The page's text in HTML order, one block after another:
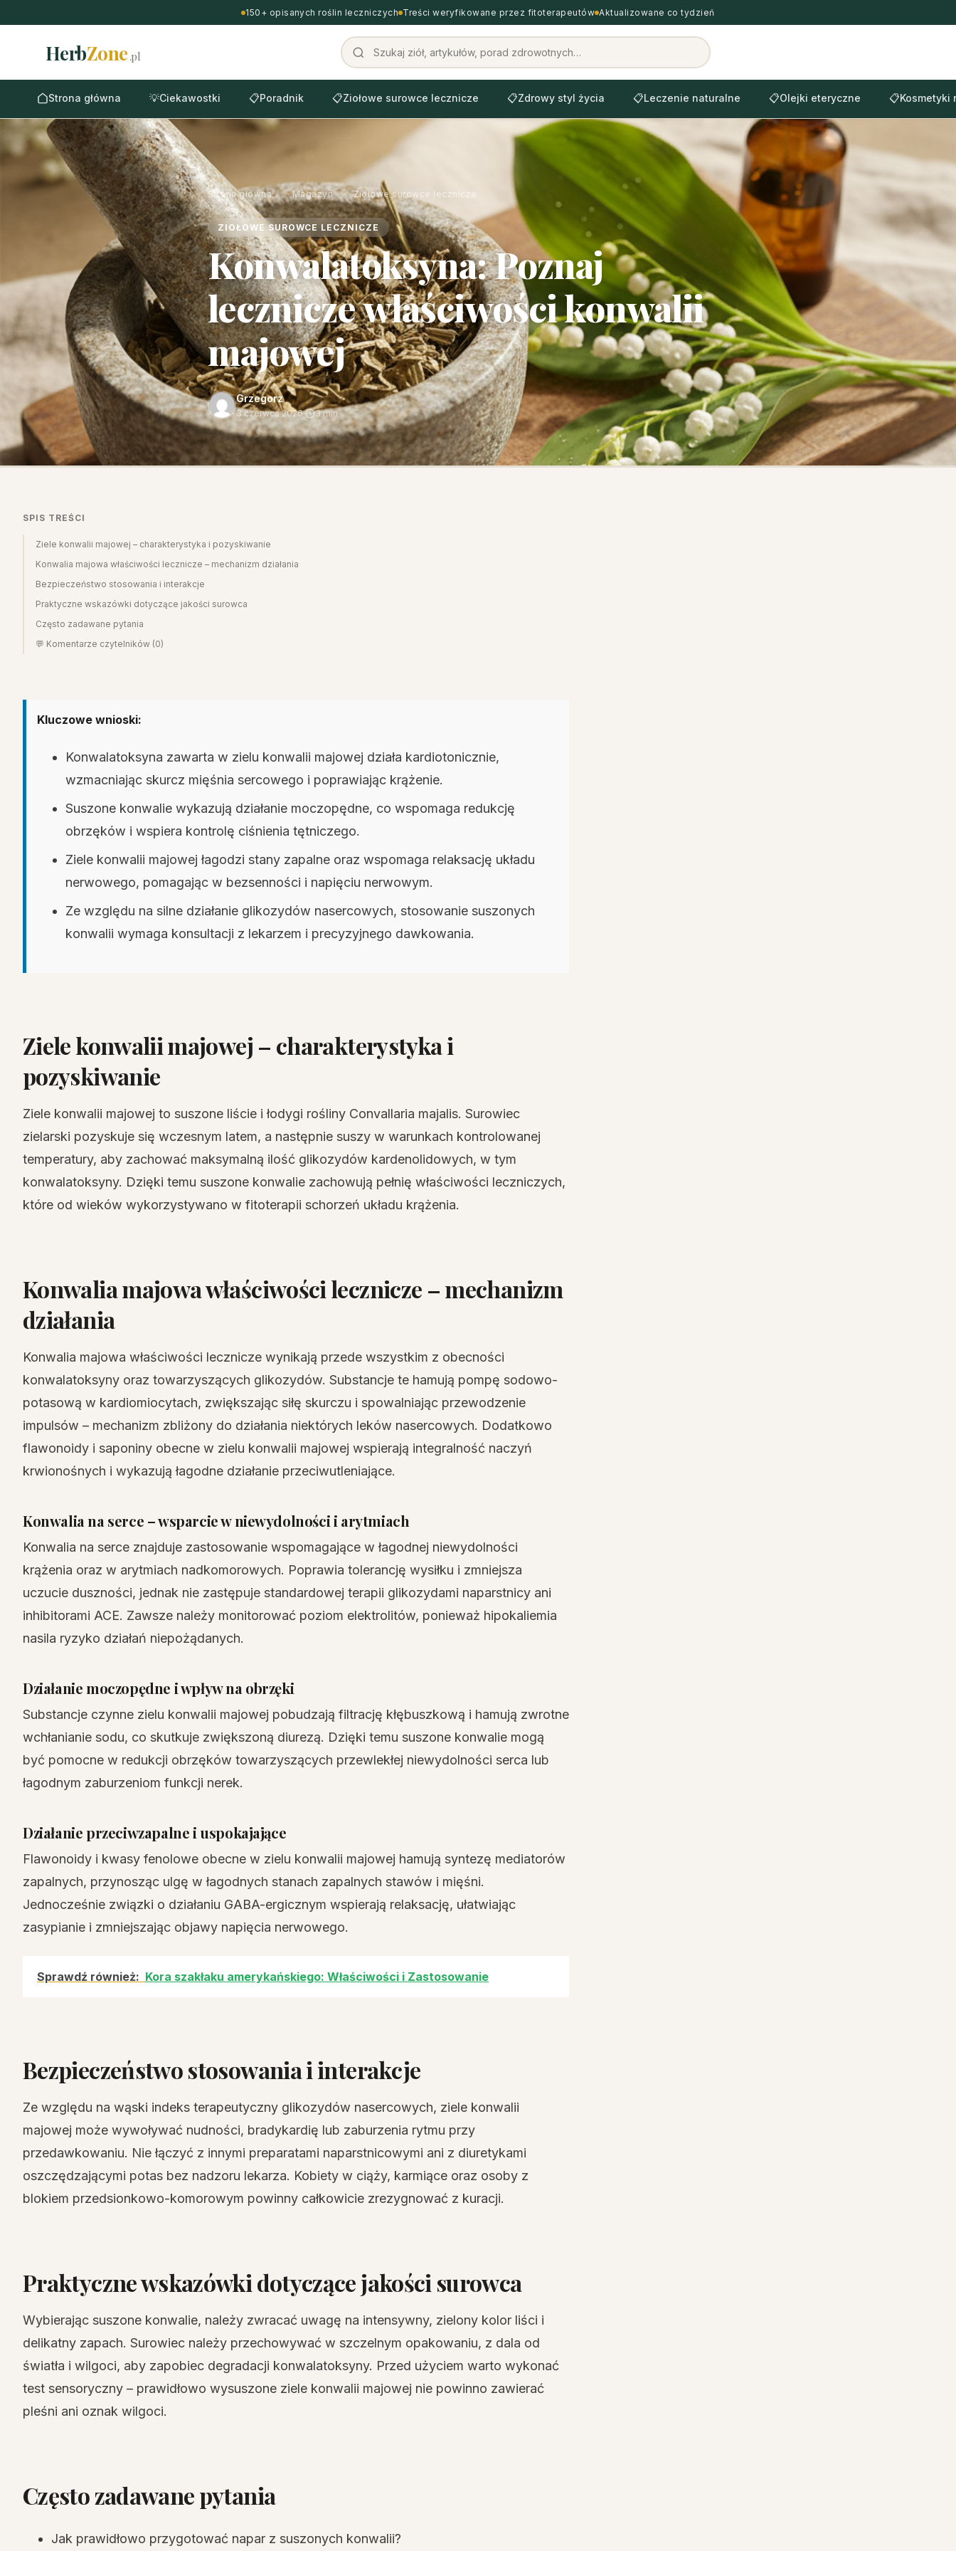
150+ opisanych roślin leczniczych Treści weryfikowane przez fitoterapeutów Aktualizowane co tydzień
HerbZone.pl
Strona główna 💡Ciekawostki 📋Poradnik 📋Ziołowe surowce lecznicze 📋Zdrowy styl życia 📋Leczenie naturalne 📋Olejki eteryczne 📋Kosmetyki
Strona główna › Magazyn › Ziołowe surowce lecznicze
ZIOŁOWE SUROWCE LECZNICZE
Konwalatoksyna: Poznaj
lecznicze właściwości konwalii
majowej
Grzegorz
3 czerwca 2026· 3 min
SPIS TREŚCI
Ziele konwalii majowej – charakterystyka i pozyskiwanie
Konwalia majowa właściwości lecznicze – mechanizm działania
Bezpieczeństwo stosowania i interakcje
Praktyczne wskazówki dotyczące jakości surowca
Często zadawane pytania
💬 Komentarze czytelników (0)
Kluczowe wnioski:
Konwalatoksyna zawarta w zielu konwalii majowej działa kardiotonicznie,
wzmacniając skurcz mięśnia sercowego i poprawiając krążenie.
Suszone konwalie wykazują działanie moczopędne, co wspomaga redukcję
obrzęków i wspiera kontrolę ciśnienia tętniczego.
Ziele konwalii majowej łagodzi stany zapalne oraz wspomaga relaksację układu
nerwowego, pomagając w bezsenności i napięciu nerwowym.
Ze względu na silne działanie glikozydów nasercowych, stosowanie suszonych
konwalii wymaga konsultacji z lekarzem i precyzyjnego dawkowania.
Ziele konwalii majowej – charakterystyka i
pozyskiwanie
Ziele konwalii majowej to suszone liście i łodygi rośliny Convallaria majalis. Surowiec
zielarski pozyskuje się wczesnym latem, a następnie suszy w warunkach kontrolowanej
temperatury, aby zachować maksymalną ilość glikozydów kardenolidowych, w tym
konwalatoksyny. Dzięki temu suszone konwalie zachowują pełnię właściwości leczniczych,
które od wieków wykorzystywano w fitoterapii schorzeń układu krążenia.
Konwalia majowa właściwości lecznicze – mechanizm
działania
Konwalia majowa właściwości lecznicze wynikają przede wszystkim z obecności
konwalatoksyny oraz towarzyszących glikozydów. Substancje te hamują pompę sodowo-
potasową w kardiomiocytach, zwiększając siłę skurczu i spowalniając przewodzenie
impulsów – mechanizm zbliżony do działania niektórych leków nasercowych. Dodatkowo
flawonoidy i saponiny obecne w zielu konwalii majowej wspierają integralność naczyń
krwionośnych i wykazują łagodne działanie przeciwutleniające.
Konwalia na serce – wsparcie w niewydolności i arytmiach
Konwalia na serce znajduje zastosowanie wspomagające w łagodnej niewydolności
krążenia oraz w arytmiach nadkomorowych. Poprawia tolerancję wysiłku i zmniejsza
uczucie duszności, jednak nie zastępuje standardowej terapii glikozydami naparstnicy ani
inhibitorami ACE. Zawsze należy monitorować poziom elektrolitów, ponieważ hipokaliemia
nasila ryzyko działań niepożądanych.
Działanie moczopędne i wpływ na obrzęki
Substancje czynne zielu konwalii majowej pobudzają filtrację kłębuszkową i hamują zwrotne
wchłanianie sodu, co skutkuje zwiększoną diurezą. Dzięki temu suszone konwalie mogą
być pomocne w redukcji obrzęków towarzyszących przewlekłej niewydolności serca lub
łagodnym zaburzeniom funkcji nerek.
Działanie przeciwzapalne i uspokajające
Flawonoidy i kwasy fenolowe obecne w zielu konwalii majowej hamują syntezę mediatorów
zapalnych, przynosząc ulgę w łagodnych stanach zapalnych stawów i mięśni.
Jednocześnie związki o działaniu GABA-ergicznym wspierają relaksację, ułatwiając
zasypianie i zmniejszając objawy napięcia nerwowego.
Sprawdź również: Kora szakłaku amerykańskiego: Właściwości i Zastosowanie
Bezpieczeństwo stosowania i interakcje
Ze względu na wąski indeks terapeutyczny glikozydów nasercowych, ziele konwalii
majowej może wywoływać nudności, bradykardię lub zaburzenia rytmu przy
przedawkowaniu. Nie łączyć z innymi preparatami naparstnicowymi ani z diuretykami
oszczędzającymi potas bez nadzoru lekarza. Kobiety w ciąży, karmiące oraz osoby z
blokiem przedsionkowo-komorowym powinny całkowicie zrezygnować z kuracji.
Praktyczne wskazówki dotyczące jakości surowca
Wybierając suszone konwalie, należy zwracać uwagę na intensywny, zielony kolor liści i
delikatny zapach. Surowiec należy przechowywać w szczelnym opakowaniu, z dala od
światła i wilgoci, aby zapobiec degradacji konwalatoksyny. Przed użyciem warto wykonać
test sensoryczny – prawidłowo wysuszone ziele konwalii majowej nie powinno zawierać
pleśni ani oznak wilgoci.
Często zadawane pytania
Jak prawidłowo przygotować napar z suszonych konwalii?